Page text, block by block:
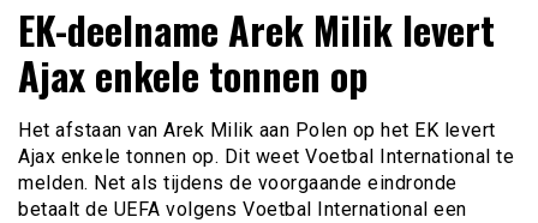
EK-deelname Arek Milik levert
Ajax enkele tonnen op
Het afstaan van Arek Milik aan Polen op het EK levert
Ajax enkele tonnen op. Dit weet Voetbal International te
melden. Net als tijdens de voorgaande eindronde
betaalt de UEFA volgens Voetbal International een